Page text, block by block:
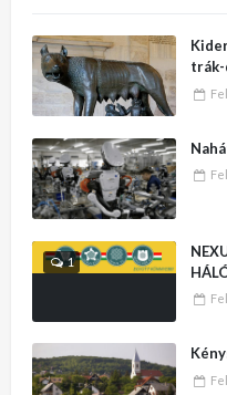
trák-
1